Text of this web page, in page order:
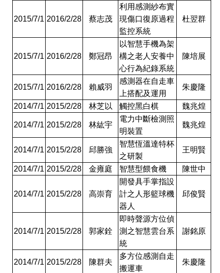
2015/7/1 2016/2/28 蔡志茂
利用感測紗布實
現傷口復原過程
監控系統
杜翌群
2015/7/1 2016/2/28 鄭冠昂
以智慧手機為架
構之老人安養中
心行為紀錄系統
陳培展
2015/7/1 2016/2/28 賴威羽
感測器在自走車
上搭配及運用
朱慶隆
2014/7/1 2015/2/28 林芝以 觸控黑白棋 魏兆煌
2014/7/1 2015/2/28 林紘宇
電力中斷檢測照
明裝置
魏兆煌
2014/7/1 2015/2/28 邱勝強
智慧恆溫達特杯
之研製
王明賢
2014/7/1 2015/2/28 金雍庭 智慧型餵食機 陳世中
2014/7/1 2015/2/28 高崇育
開發具手掌指設
計之人形籃球機
器人
邱俊賢
2014/7/1 2015/2/28 郭家銓
即時聲源方位偵
測之智慧雲台系
統
謝銘原
2014/7/1 2015/2/28 陳群夫
多方位感測自走
搬運車
朱慶隆